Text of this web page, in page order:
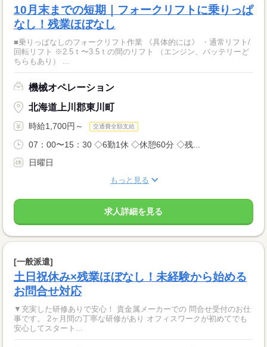
10月末までの短期｜フォークリフトに乗りっぱ
なし！残業ほぼなし
■乗りっぱなしのフォークリフト作業 《具体的には》 ・通常リフト/
回転リフト ※2.5ｔ〜3.5ｔの間のリフト （エンジン、バッテリーど
ちらもあり） ...
機械オペレーション
北海道上川郡東川町
時給1,700円～ 交通費全額支給
07：00〜15：30 ◇6勤1休 ◇休憩60分 ◇残...
日曜日
もっと見る
求人詳細を見る
[一般派遣]
土日祝休み×残業ほぼなし！未経験から始める
お問合せ対応
▼充実した研修ありで安心！ 貴金属メーカーでの 問合せ受付のお仕
事です。 2ヶ月間の丁寧な研修があり オフィスワークが初めてでも
安心してスタート...